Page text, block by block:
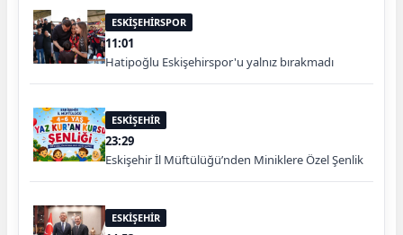
ESKİŞEHİRSPOR
11:01
Hatipoğlu Eskişehirspor'u yalnız bırakmadı
ESKİŞEHİR
23:29
Eskişehir İl Müftülüğü’nden Miniklere Özel Şenlik
ESKİŞEHİR